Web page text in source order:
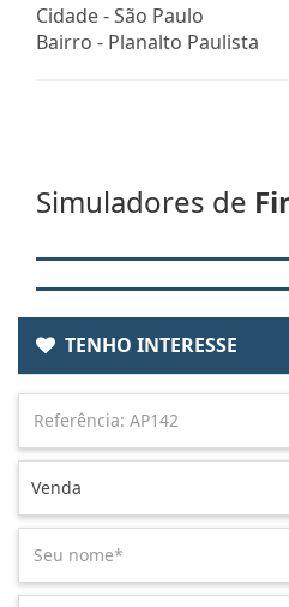
Cidade -São Paulo
Bairro - Planalto Paulista
Simuladores de
TENHO INTERESSE
Venda